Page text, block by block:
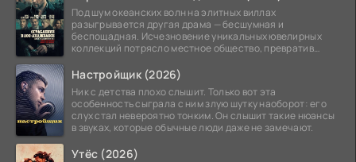
Под шум океанских волн на элитных виллах
разыгрывается другая драма — бесшумная и
беспощадная. Исчезновение уникальных ювелирных
коллекций потрясло местное общество, превратив
Настройщик (2026)
Ник с детства плохо слышит. Только вот эта
особенность сыграла с ним злую шутку наоборот: его
слух стал невероятно тонким. Он слышит такие нюансы
в звуках, которые обычные люди даже не замечают.
Утёс (2026)